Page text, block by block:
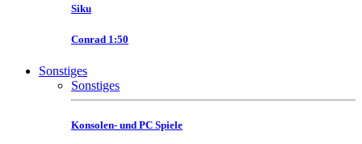
Siku
Conrad 1:50
Sonstiges
Sonstiges
Konsolen- und PC Spiele